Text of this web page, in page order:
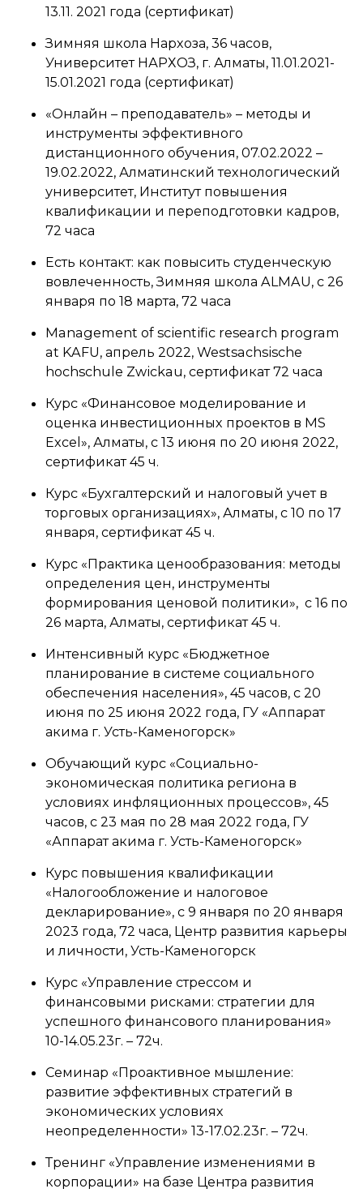
13.11. 2021 года (сертификат)
Зимняя школа Нархоза, 36 часов,
Университет НАРХОЗ, г. Алматы, 11.01.2021-
15.01.2021 года (сертификат)
«Онлайн – преподаватель» – методы и
инструменты эффективного
дистанционного обучения, 07.02.2022 –
19.02.2022, Алматинский технологический
университет, Институт повышения
квалификации и переподготовки кадров,
72 часа
Есть контакт: как повысить студенческую
вовлеченность, Зимняя школа ALMAU, с 26
января по 18 марта, 72 часа
Management of scientific research program
at KAFU, апрель 2022, Westsachsische
hochschule Zwickau, сертификат 72 часа
Курс «Финансовое моделирование и
оценка инвестиционных проектов в МS
Excel», Алматы, с 13 июня по 20 июня 2022,
сертификат 45 ч.
Курс «Бухгалтерский и налоговый учет в
торговых организациях», Алматы, с 10 по 17
января, сертификат 45 ч.
Курс «Практика ценообразования: методы
определения цен, инструменты
формирования ценовой политики», с 16 по
26 марта, Алматы, сертификат 45 ч.
Интенсивный курс «Бюджетное
планирование в системе социального
обеспечения населения», 45 часов, с 20
июня по 25 июня 2022 года, ГУ «Аппарат
акима г. Усть-Каменогорск»
Обучающий курс «Социально-
экономическая политика региона в
условиях инфляционных процессов», 45
часов, с 23 мая по 28 мая 2022 года, ГУ
«Аппарат акима г. Усть-Каменогорск»
Курс повышения квалификации
«Налогообложение и налоговое
декларирование», с 9 января по 20 января
2023 года, 72 часа, Центр развития карьеры
и личности, Усть-Каменогорск
Курс «Управление стрессом и
финансовыми рисками: стратегии для
успешного финансового планирования»
10-14.05.23г. – 72ч.
Семинар «Проактивное мышление:
развитие эффективных стратегий в
экономических условиях
неопределенности» 13-17.02.23г. – 72ч.
Тренинг «Управление изменениями в
корпорации» на базе Центра развития